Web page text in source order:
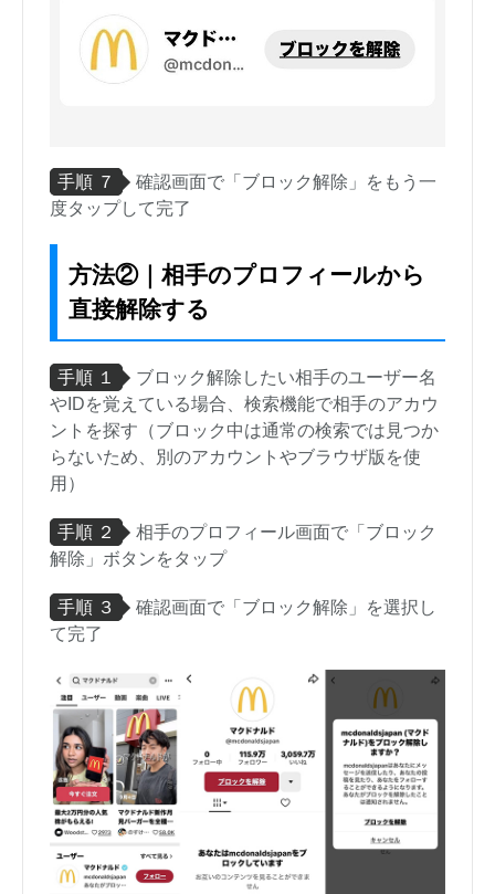
手順 ７
確認画面で「ブロック解除」をもう一
度タップして完了
方法②｜相手のプロフィールから
直接解除する
手順 １
ブロック解除したい相手のユーザー名
やIDを覚えている場合、検索機能で相手のアカウ
ントを探す（ブロック中は通常の検索では見つか
らないため、別のアカウントやブラウザ版を使
用）
手順 ２
相手のプロフィール画面で「ブロック
解除」ボタンをタップ
手順 ３
確認画面で「ブロック解除」を選択し
て完了